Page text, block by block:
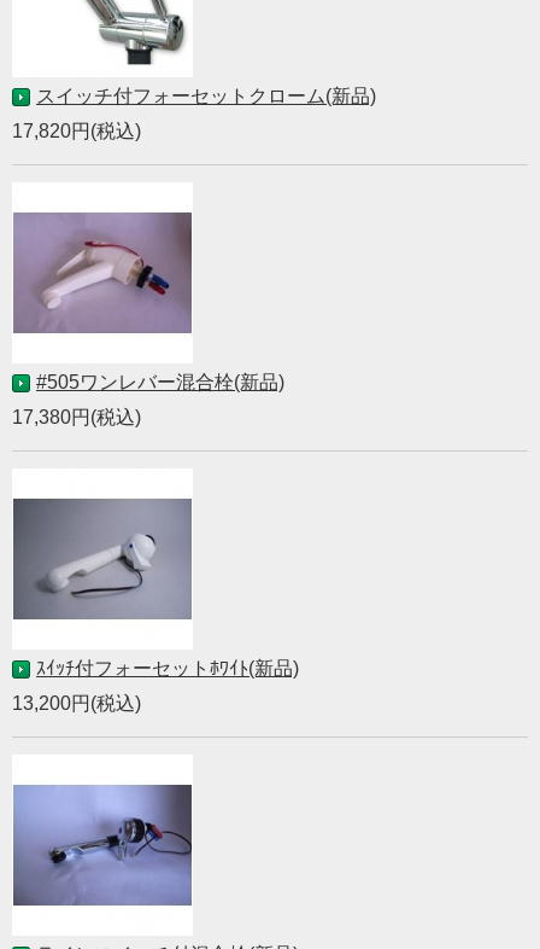
スイッチ付フォーセットクローム(新品)
17,820円(税込)
#505ワンレバー混合栓(新品)
17,380円(税込)
ｽｲｯﾁ付フォーセットﾎﾜｲﾄ(新品)
13,200円(税込)